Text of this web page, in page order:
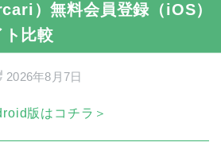
）無料会員登録（iOS）
比較
2026年8月7日
版はコチラ＞